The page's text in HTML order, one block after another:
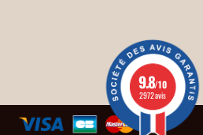
9.8/10
2972 avis